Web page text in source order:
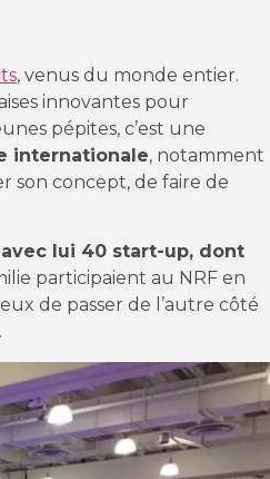
, venus du monde entier.
innovantes pour
pépites, c’est une
internationale, notamment
son concept, de faire de
lui 40 start-up, dont
participaient au NRF en
de passer de l’autre côté